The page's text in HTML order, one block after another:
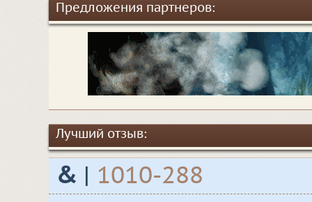
Предложения партнеров:
Лучший отзыв:
& | 1010-288